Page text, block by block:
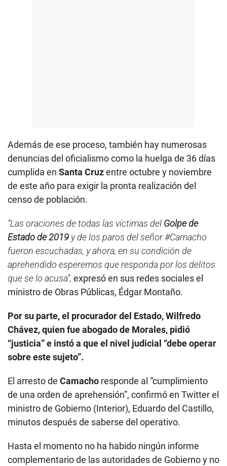
Además de ese proceso, también hay numerosas
denuncias del oficialismo como la huelga de 36 días
cumplida en Santa Cruzentre octubre y noviembre
de este año para exigir la pronta realización del
censo de población.
“Las oraciones de todas las víctimas del Golpe de
Estado de 2019 y de los paros del señor #Camacho
fueron escuchadas, y ahora, en su condición de
aprehendido esperemos que responda por los delitos
que se lo acusa”, expresó en sus redes sociales el
ministro de Obras Públicas, Édgar Montaño.
Por su parte, el procurador del Estado, Wilfredo
Chávez, quien fue abogado de Morales, pidió
“justicia” e instó a que el nivel judicial “debe operar
sobre este sujeto”.
El arresto de Camacho responde al “cumplimiento
de una orden de aprehensión”, confirmó en Twitter el
ministro de Gobierno (Interior), Eduardo del Castillo,
minutos después de saberse del operativo.
Hasta el momento no ha habido ningún informe
complementario de las autoridades de Gobierno y no